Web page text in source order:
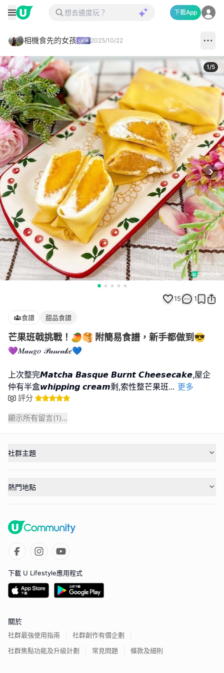
下載App
相機食先的女孩 2025/10/22
1/5
15 1
食譜 甜品食譜
芒果班戟挑戰！🥭🥞 附簡易食譜，新手都做到😎
💜𝑀𝒶𝓃𝑔𝑜 𝒫𝒶𝓃𝒸𝒶𝓀𝑒💙
上次整完𝙈𝙖𝙩𝙘𝙝𝙖 𝘽𝙖𝙨𝙦𝙪𝙚 𝘽𝙪𝙧𝙣𝙩 𝘾𝙝𝙚𝙚𝙨𝙚𝙘𝙖𝙠𝙚,屋企
仲有半盒𝙬𝙝𝙞𝙥𝙥𝙞𝙣𝙜 𝙘𝙧𝙚𝙖𝙢剩,索性整芒果班... 更多
評分
顯示所有留言(1)...
社群主題
熱門地點
下載 U Lifestyle應用程式
關於
社群最強使用指南
社群創作有價企劃
社群焦點功能及升級計劃
常見問題 條款及細則